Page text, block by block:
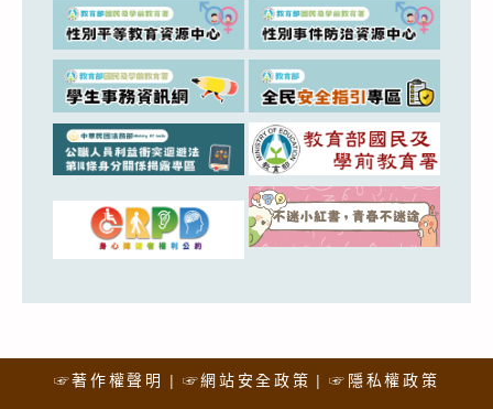
☞著作權聲明 ☞網站安全政策 ☞隱私權政策